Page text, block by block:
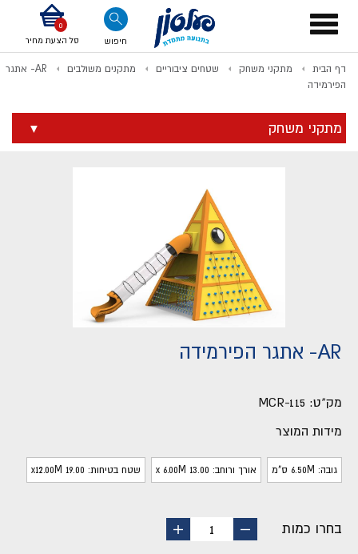
Toggle
navigation
חיפוש סל הצעת מחיר
דף הבית מתקני משחק שטחים ציבוריים מתקנים משולבים
AR- אתגר
הפירמידה
מתקני משחק
AR- אתגר הפירמידה
מק"ט: MCR-115
מידות המוצר
גובה: 6.50M ס"מ אורך ורוחב: 13.00 x 6.00M שטח בטיחות: 19.00 x12.00M
בחרו כמות
החסר
1
הוסף